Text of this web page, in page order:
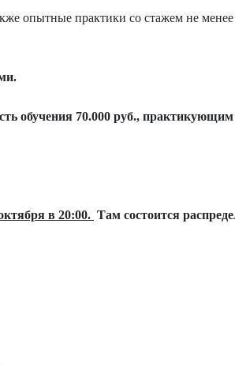
опытные практики со стажем не
обучения 70.000 руб., практикующим
в 20:00. Там состоится